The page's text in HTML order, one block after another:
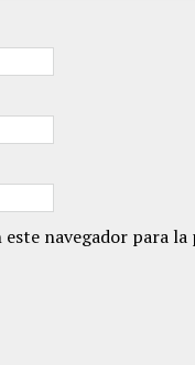
navegador para la